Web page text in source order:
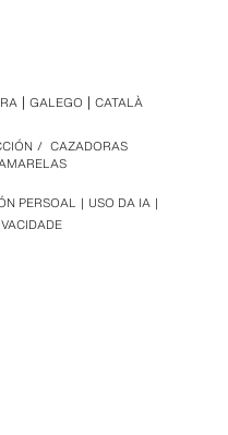
PERSOAL
USO DA IA
/ CAZADORAS
GALEGO CATALÀ